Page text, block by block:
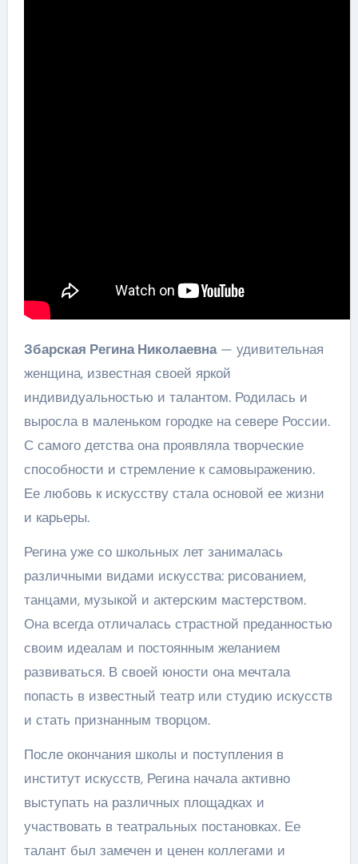
Збарская Регина Николаевна— удивительная
женщина, известная своей яркой
индивидуальностью и талантом. Родилась и
выросла в маленьком городке на севере России.
С самого детства она проявляла творческие
способности и стремление к самовыражению.
Ее любовь к искусству стала основой ее жизни
и карьеры.
Регина уже со школьных лет занималась
различными видами искусства: рисованием,
танцами, музыкой и актерским мастерством.
Она всегда отличалась страстной преданностью
своим идеалам и постоянным желанием
развиваться. В своей юности она мечтала
попасть в известный театр или студию искусств
и стать признанным творцом.
После окончания школы и поступления в
институт искусств, Регина начала активно
выступать на различных площадках и
участвовать в театральных постановках. Ее
талант был замечен и ценен коллегами и